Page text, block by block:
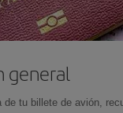
general
de tu billete de avión,